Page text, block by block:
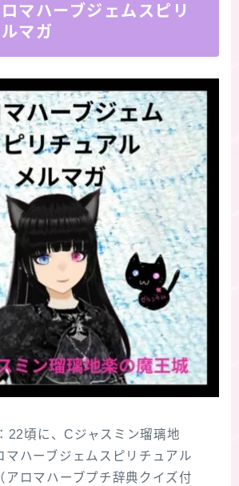
ロマハーブジェムスピリ
マガ
22頃に、Cジャスミン瑠璃地
マハーブジェムスピリチュアル
アロマハーブプチ辞典クイズ付